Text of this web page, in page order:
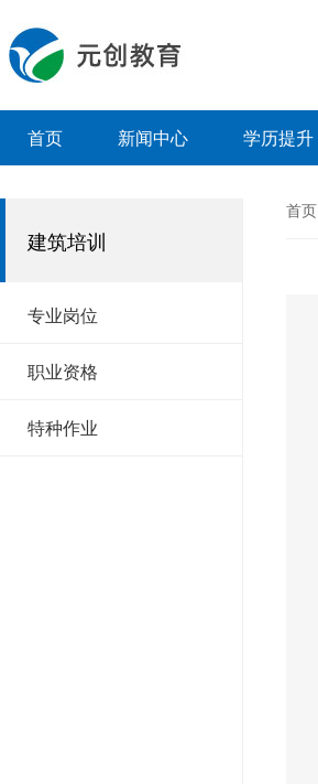
首页 新闻中心 学历提升
建筑培训
专业岗位
职业资格
特种作业
首页